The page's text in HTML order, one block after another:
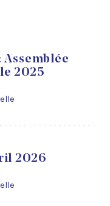
Assemblée
2025
2026